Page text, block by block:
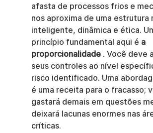
afasta de processos frios e
nos aproxima de uma estrutura
inteligente, dinâmica e ética.
princípio fundamental aqui é a
proporcionalidade . Você deve
seus controles ao nível
risco identificado. Uma
é uma receita para o fracasso;
gastará demais em questões
deixará lacunas enormes nas
críticas.